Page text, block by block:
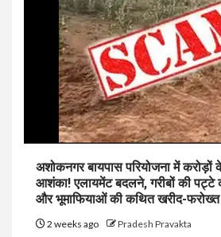
अशोकनगर बायपास परियोजना में करोड़ों
आशंका! एलायमेंट बदलने, गरीबों की पट्टे
और भूमाफियाओं की कथित खरीद-फरोख्त
2 weeks ago Pradesh Pravakta